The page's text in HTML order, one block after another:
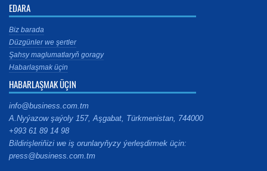
EDARA
Biz barada
Düzgünler we şertler
Şahsy maglumatlaryň goragy
Habarlaşmak üçin
HABARLAŞMAK ÜÇIN
info@business.com.tm
A.Nyýazow şaýoly 157, Aşgabat, Türkmenistan, 744000
+993 61 89 14 98
Bildirişleriňizi we iş orunlaryňyzy ýerleşdirmek üçin:
press@business.com.tm